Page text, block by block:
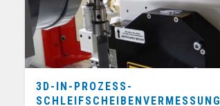
3D-IN-PROZESS-
SCHLEIFSCHEIBENVERMESSUNG